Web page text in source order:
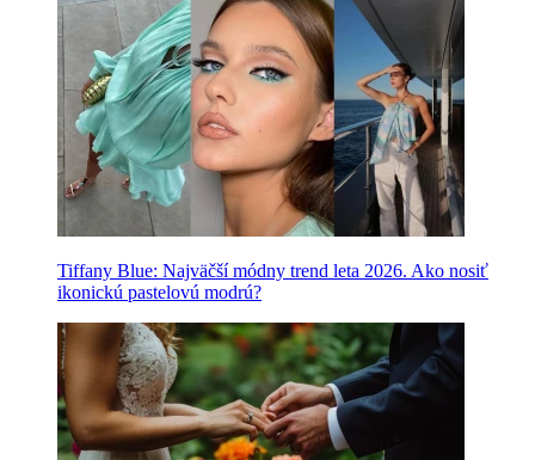
Tiffany Blue: Najväčší módny trend leta 2026. Ako nosiť
ikonickú pastelovú modrú?